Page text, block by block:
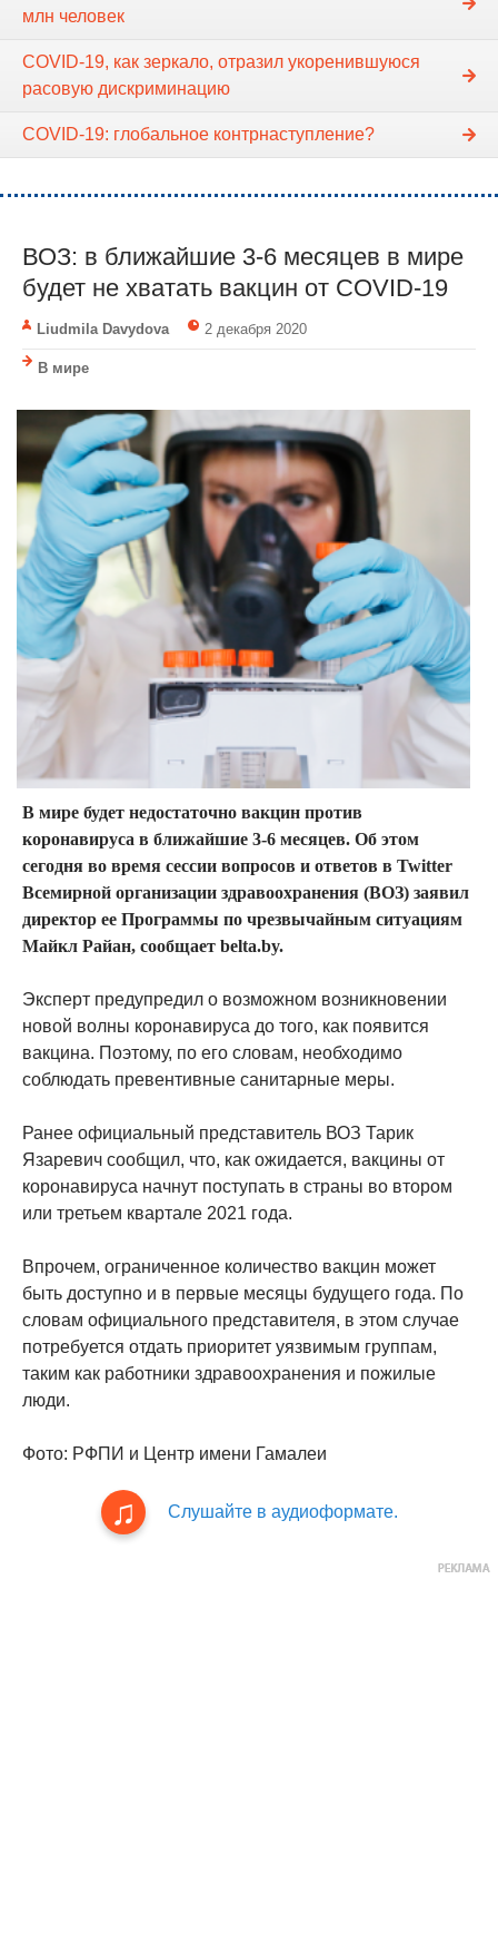
млн человек
COVID-19, как зеркало, отразил укоренившуюся
расовую дискриминацию
COVID-19: глобальное контрнаступление?
ВОЗ: в ближайшие 3-6 месяцев в мире
будет не хватать вакцин от COVID-19
Liudmila Davydova 2 декабря 2020
В мире
В мире будет недостаточно вакцин против
коронавируса в ближайшие 3-6 месяцев. Об этом
сегодня во время сессии вопросов и ответов в Twitter
Всемирной организации здравоохранения (ВОЗ) заявил
директор ее Программы по чрезвычайным ситуациям
Майкл Райан, сообщает belta.by.
Эксперт предупредил о возможном возникновении
новой волны коронавируса до того, как появится
вакцина. Поэтому, по его словам, необходимо
соблюдать превентивные санитарные меры.
Ранее официальный представитель ВОЗ Тарик
Язаревич сообщил, что, как ожидается, вакцины от
коронавируса начнут поступать в страны во втором
или третьем квартале 2021 года.
Впрочем, ограниченное количество вакцин может
быть доступно и в первые месяцы будущего года. По
словам официального представителя, в этом случае
потребуется отдать приоритет уязвимым группам,
таким как работники здравоохранения и пожилые
люди.
Фото: РФПИ и Центр имени Гамалеи
Слушайте в аудиоформате.